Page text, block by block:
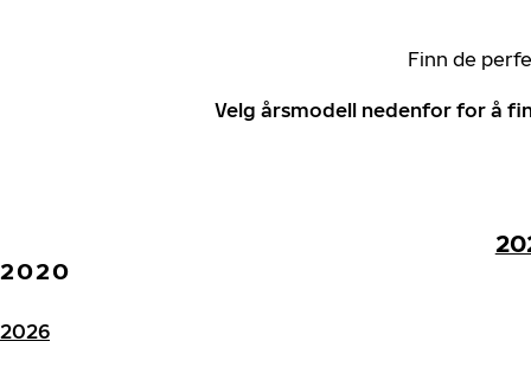
Finn de
Velg årsmodell nedenfor for å
2020
2026